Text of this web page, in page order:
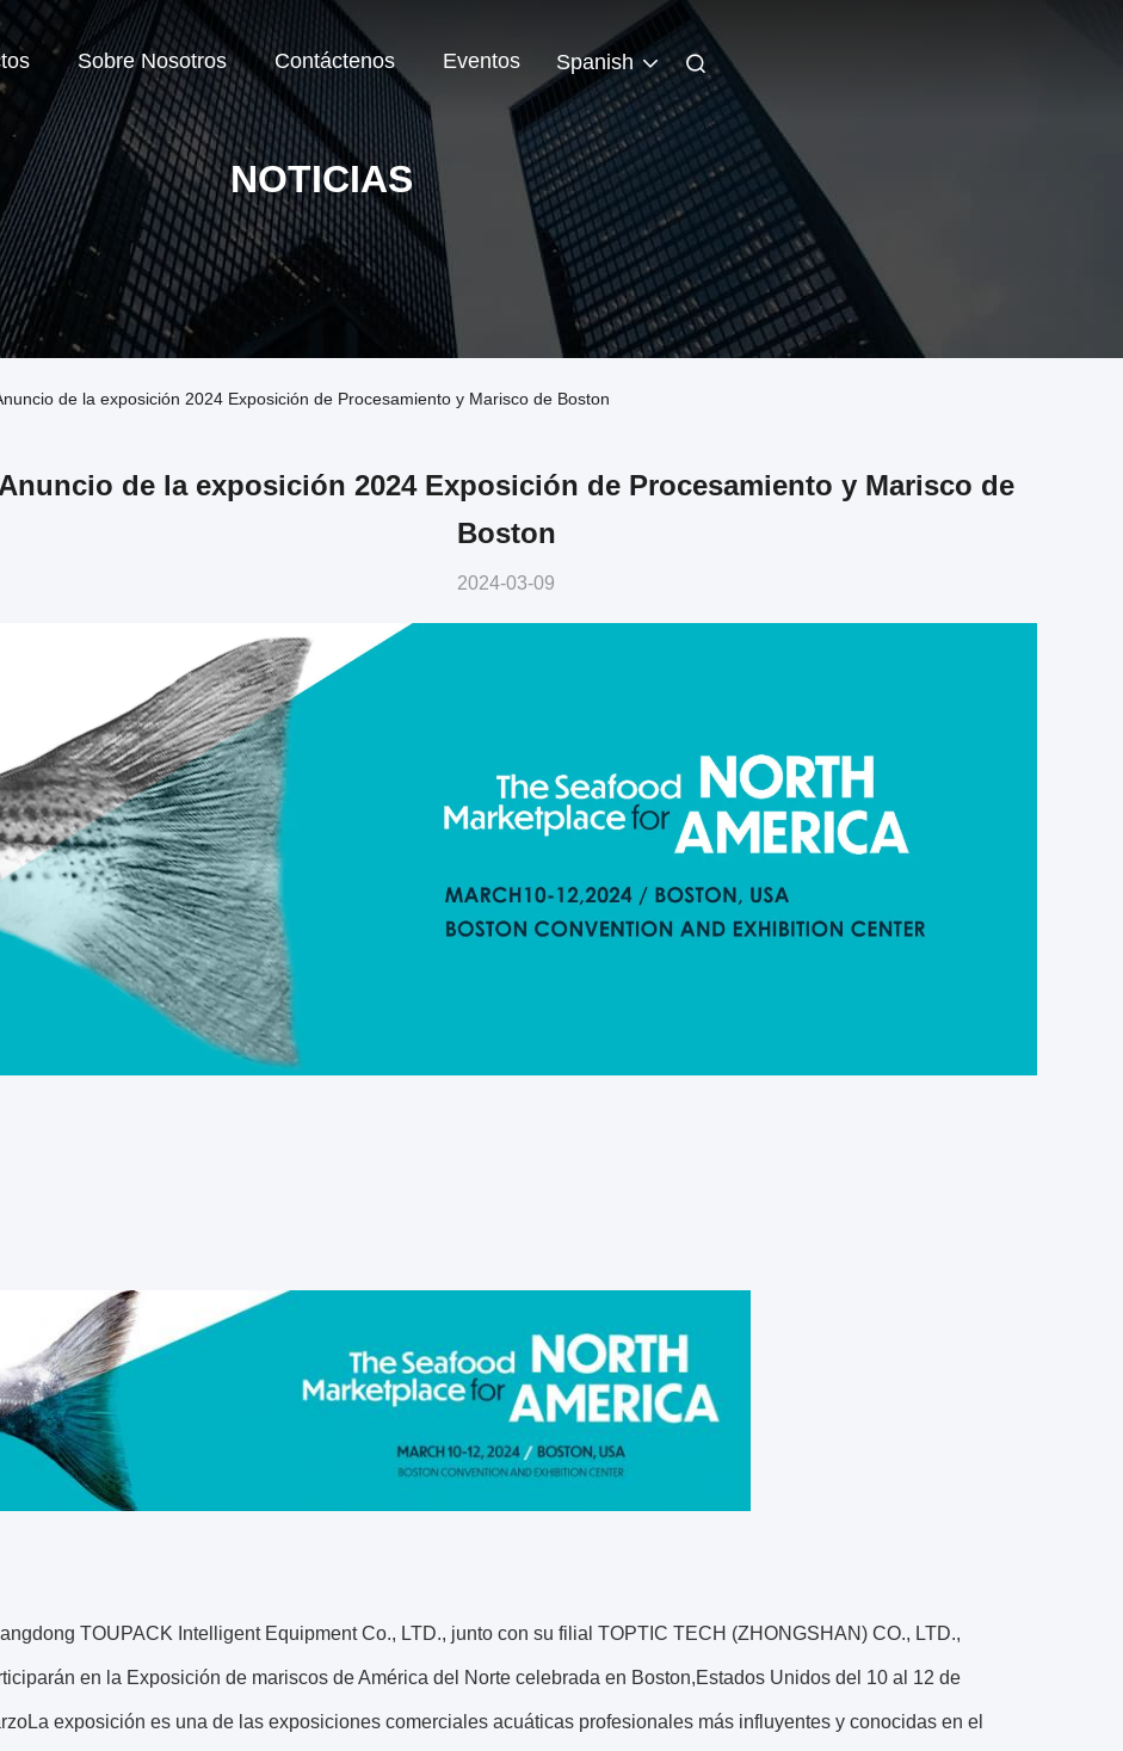
Sobre Nosotros Contáctenos Eventos Spanish
NOTICIAS
de la exposición 2024 Exposición de Procesamiento y Marisco de Boston
Anuncio de la exposición 2024 Exposición de Procesamiento y Marisco de
Boston
2024-03-09
TOUPACK Intelligent Equipment Co., LTD., junto con su filial TOPTIC TECH (ZHONGSHAN) CO., LTD.,
en la Exposición de mariscos de América del Norte celebrada en Boston,Estados Unidos del 10 al 12 de
exposición es una de las exposiciones comerciales acuáticas profesionales más influyentes y conocidas en el